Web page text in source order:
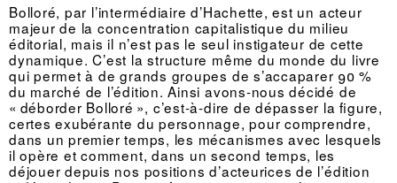
Bolloré, par l’intermédiaire d’Hachette, est un acteur
majeur de la concentration capitalistique du milieu
éditorial, mais il n’est pas le seul instigateur de cette
dynamique. C’est la structure même du monde du livre
qui permet à de grands groupes de s’accaparer 90 %
du marché de l’édition. Ainsi avons-nous décidé de
« déborder Bolloré », c’est-à-dire de dépasser la figure,
certes exubérante du personnage, pour comprendre,
dans un premier temps, les mécanismes avec lesquels
il opère et comment, dans un second temps, les
déjouer depuis nos positions d’acteurices de l’édition